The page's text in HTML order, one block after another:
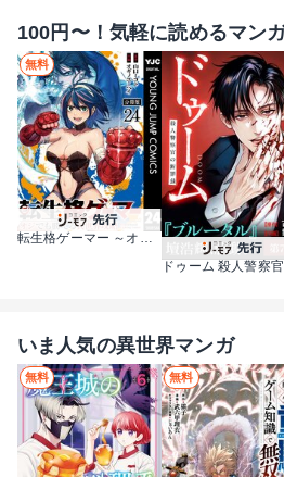
100円〜！気軽に読めるマンガ
無料
転生格ゲーマー ～オジでも勝てる異世界攻略～ 分冊版
いま人気の異世界マンガ
無料 無料